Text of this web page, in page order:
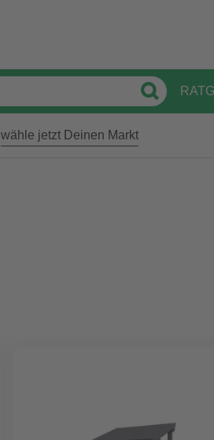
wähle jetzt Deinen Markt